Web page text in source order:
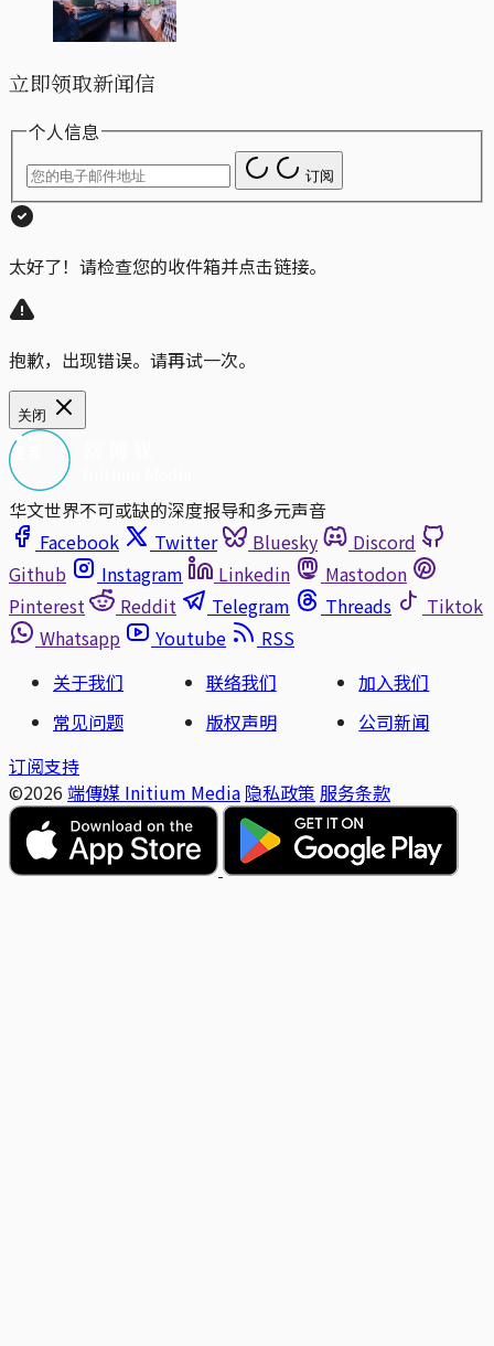
立即领取新闻信
个人信息
订阅
太好了！请检查您的收件箱并点击链接。
抱歉，出现错误。请再试一次。
关闭
华文世界不可或缺的深度报导和多元声音
Facebook
Twitter Bluesky
Discord
Github
Instagram Linkedin
Mastodon
Pinterest
Reddit Telegram Threads
Tiktok
Whatsapp
Youtube
RSS
关于我们
联络我们
加入我们
常见问题
版权声明
公司新闻
订阅支持
©2026 端傳媒 Initium Media 隐私政策 服务条款